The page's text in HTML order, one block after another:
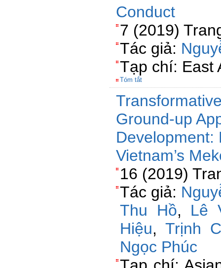
Conduct
7 (2019)
Tác giả:
Tạp chí: East
Tóm tắt
Ground-up
Development:
Vietnam’s
16 (2019)
Tác giả:
Thu Hồ, Lê
Hiệu, Trịnh
Ngọc Phúc